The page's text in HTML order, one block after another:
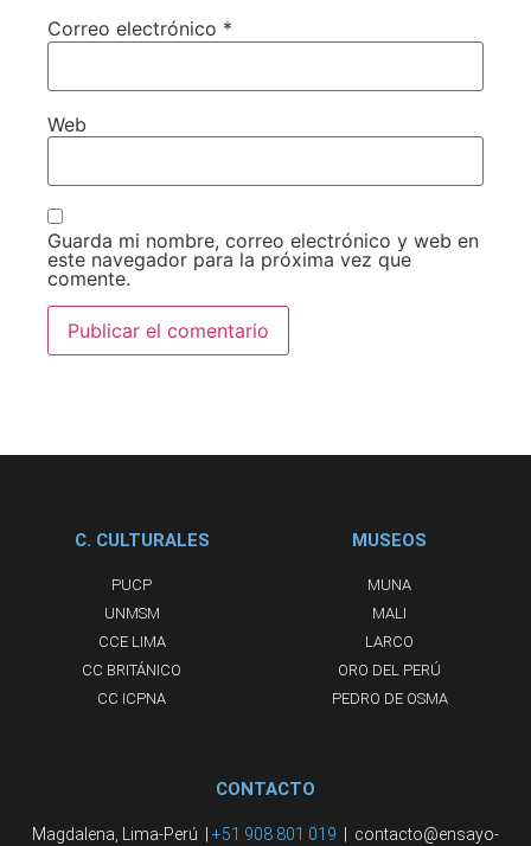
Correo electrónico *
Web
Guarda mi nombre, correo electrónico y web en
este navegador para la próxima vez que
comente.
C. CULTURALES
PUCP
UNMSM
CCE LIMA
CC BRITÁNICO
CC ICPNA
MUSEOS
MUNA
MALI
LARCO
ORO DEL PERÚ
PEDRO DE OSMA
CONTACTO
Magdalena, Lima-Perú | +51 908 801 019
| contacto@ensayo-